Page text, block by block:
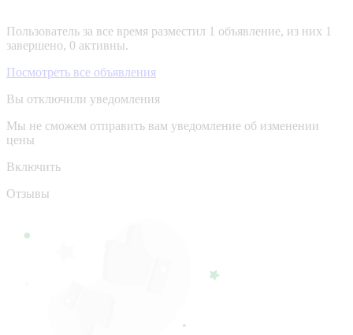
Пользователь за все время разместил 1 объявление, из них 1
завершено, 0 активны.
Посмотреть все объявления
Вы отключили уведомления
Мы не сможем отправить вам уведомление об изменении
цены
Включить
Отзывы